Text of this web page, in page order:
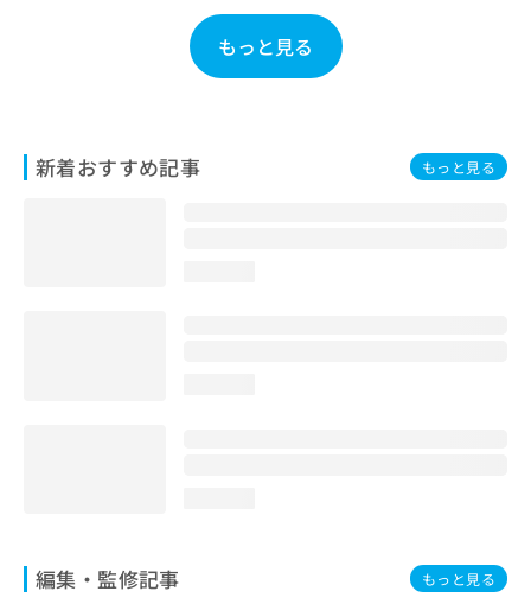
もっと見る
新着おすすめ記事 もっと見る
編集・監修記事 もっと見る
は
こ